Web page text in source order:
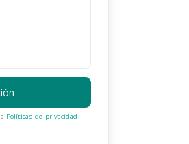
Políticas de privacidad